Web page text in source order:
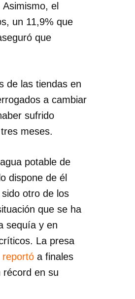
tu
el
un 11,9% que
que
de las tiendas en
a cambiar
sufrido
meses.
potable de
dispone de él
otro de los
que se ha
sequía y en
La presa
reportó a finales
récord en su